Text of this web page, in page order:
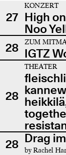
27
KONZERT
High
Noo
28
ZUM
IGTZ
28
THEATER
28 Drag
by Rachel